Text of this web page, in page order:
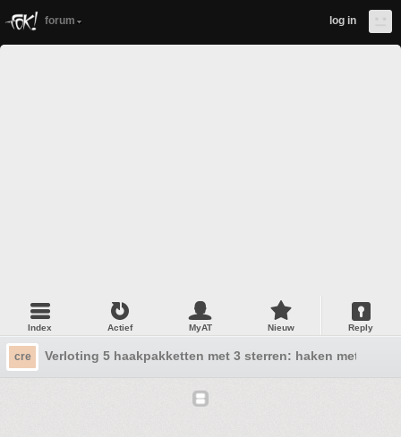
forum log in
Index Actief MyAT Nieuw Reply
cre Verloting 5 haakpakketten met 3 sterren: haken met Kim